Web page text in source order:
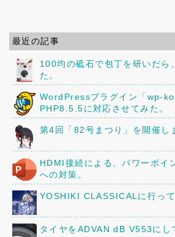
最近の記事
100均の砥石で包丁を研いだら
た。
WordPressプラグイン「wp-
PHP8.5.5に対応させてみた。
第4回「82号まつり」を開催し
HDMI接続による、パワーポイ
への対策。
YOSHIKI CLASSICALに行って
タイヤをADVAN dB V553にし